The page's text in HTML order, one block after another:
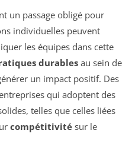
un passage obligé pour
individuelles peuvent
les équipes dans cette
durables au sein de
un impact positif. Des
qui adoptent des
telles que celles liées
compétitivité sur le